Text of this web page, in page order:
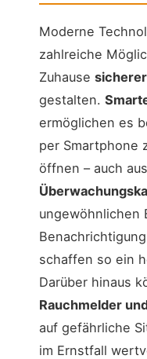
Moderne
zahlreiche
Zuhause
gestalten.
ermöglichen es
per Smartphone
öffnen – auch
ungewöhnlichen
schaffen so ein
Darüber hinaus
Rauchmelder
auf gefährliche
im Ernstfall